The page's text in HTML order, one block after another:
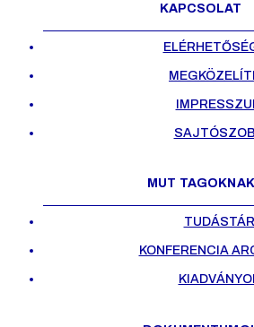
KAPCSOLAT
MUT TAGOKNAK
TUDÁSTÁR
KONFERENCIA